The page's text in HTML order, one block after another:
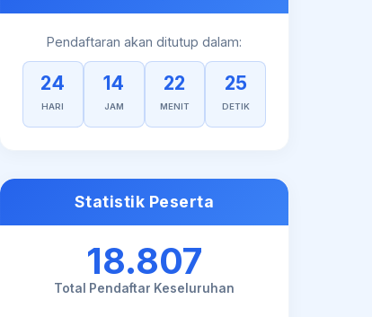
Pendaftaran akan ditutup dalam:
24
HARI
14
JAM
22
MENIT
24
DETIK
Statistik Peserta
18.807
Total Pendaftar Keseluruhan